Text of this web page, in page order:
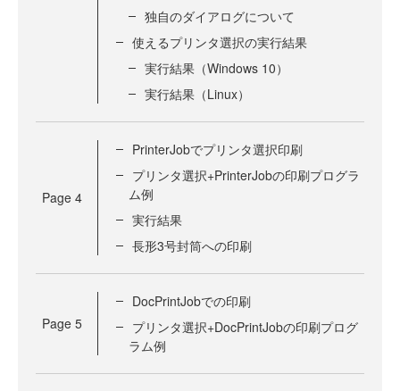
独自のダイアログについて
使えるプリンタ選択の実行結果
実行結果（Windows 10）
実行結果（Linux）
Page 4
PrinterJobでプリンタ選択印刷
プリンタ選択+PrinterJobの印刷プログラ
ム例
実行結果
長形3号封筒への印刷
Page 5
DocPrintJobでの印刷
プリンタ選択+DocPrintJobの印刷プログ
ラム例